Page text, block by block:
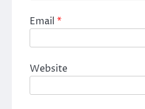
Email *
Website